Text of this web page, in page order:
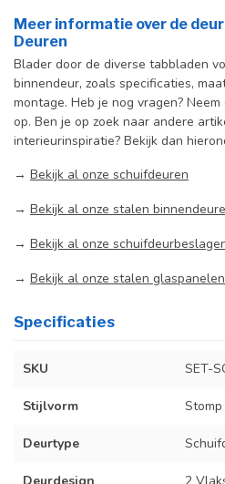
Meer informatie over de
Deuren
Blader door de diverse tabbladen
binnendeur, zoals specificaties,
montage. Heb je nog vragen?
op. Ben je op zoek naar andere
interieurinspiratie? Bekijk dan
→ Bekijk al onze schuifdeuren
→ Bekijk al onze stalen
→ Bekijk al onze
→ Bekijk al onze stalen glaspanelen
Specificaties
SKU SET-
Stijlvorm Stomp
Deurtype
Deurdesign 2